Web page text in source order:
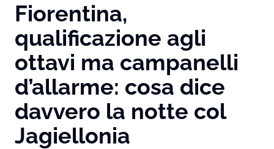
Fiorentina,
qualificazione agli
ottavi ma campanelli
d’allarme: cosa dice
davvero la notte col
Jagiellonia